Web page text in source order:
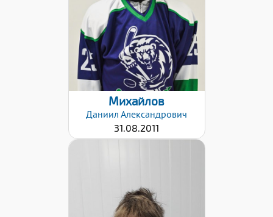
Дата заявки:
26.01.2021
Михайлов
Даниил Александрович
31.08.2011